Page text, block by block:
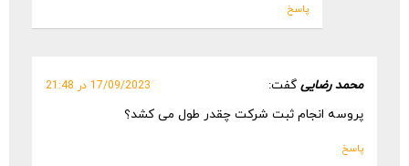
پاسخ
محمد رضایی گفت: 17/09/2023 در 21:48
پروسه انجام ثبت شرکت چقدر طول می کشد؟
پاسخ